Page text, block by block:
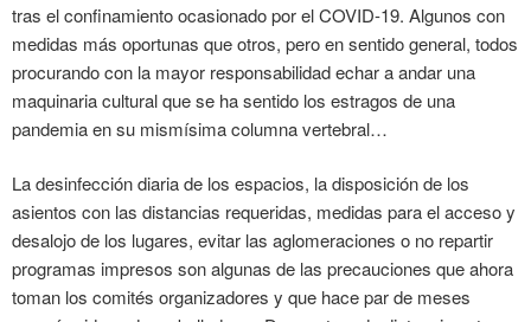
tras el confinamiento ocasionado por el COVID-19. Algunos con
medidas más oportunas que otros, pero en sentido general, todos
procurando con la mayor responsabilidad echar a andar una
maquinaria cultural que se ha sentido los estragos de una
pandemia en su mismísima columna vertebral…
La desinfección diaria de los espacios, la disposición de los
asientos con las distancias requeridas, medidas para el acceso y
desalojo de los lugares, evitar las aglomeraciones o no repartir
programas impresos son algunas de las precauciones que ahora
toman los comités organizadores y que hace par de meses